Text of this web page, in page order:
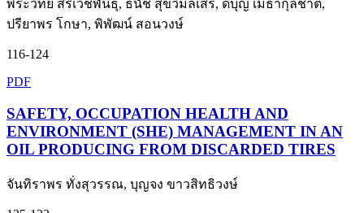
พีระวิทย์ สิริเวชพันธุ, ธนัช สุขวิมลเสรี, ดีบุญ เมธากุลชาติ,
ปรียาพร โกษา, พิพัฒน์ สอนวงษ์
116-124
PDF
SAFETY, OCCUPATION HEALTH AND
ENVIRONMENT (SHE) MANAGEMENT IN AN
OIL PRODUCING FROM DISCARDED TIRES
จันทิราพร ทั่งสุวรรณ, บุญจง ขาวสิทธิวงษ์